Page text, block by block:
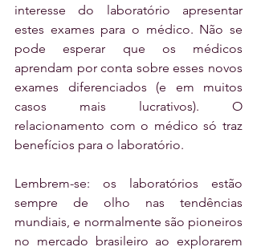
interesse do laboratório apresentar
estes exames para o médico. Não se
pode esperar que os médicos
aprendam por conta sobre esses novos
exames diferenciados (e em muitos
casos mais lucrativos). O
relacionamento com o médico só traz
benefícios para o laboratório.
Lembrem-se: os laboratórios estão
sempre de olho nas tendências
mundiais, e normalmente são pioneiros
no mercado brasileiro ao explorarem